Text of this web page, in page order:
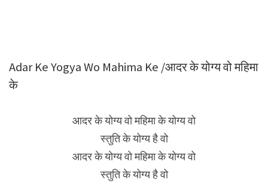
Adar Ke Yogya Wo Mahima Ke /आदर के योग्य वो महिमा
के
आदर के योग्य वो महिमा के योग्य वो
स्तुति के योग्य है वो
आदर के योग्य वो महिमा के योग्य वो
स्तुति के योग्य है वो